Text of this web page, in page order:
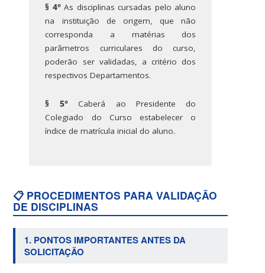
§ 4°As disciplinas cursadas pelo aluno
na instituição de origem, que não
corresponda a matérias dos
parâmetros curriculares do curso,
poderão ser validadas, a critério dos
respectivos Departamentos.
§ 5°Caberá ao Presidente do
Colegiado do Curso estabelecer o
índice de matrícula inicial do aluno.
📋 PROCEDIMENTOS PARA VALIDAÇÃO
DE DISCIPLINAS
1. PONTOS IMPORTANTES ANTES DA
SOLICITAÇÃO